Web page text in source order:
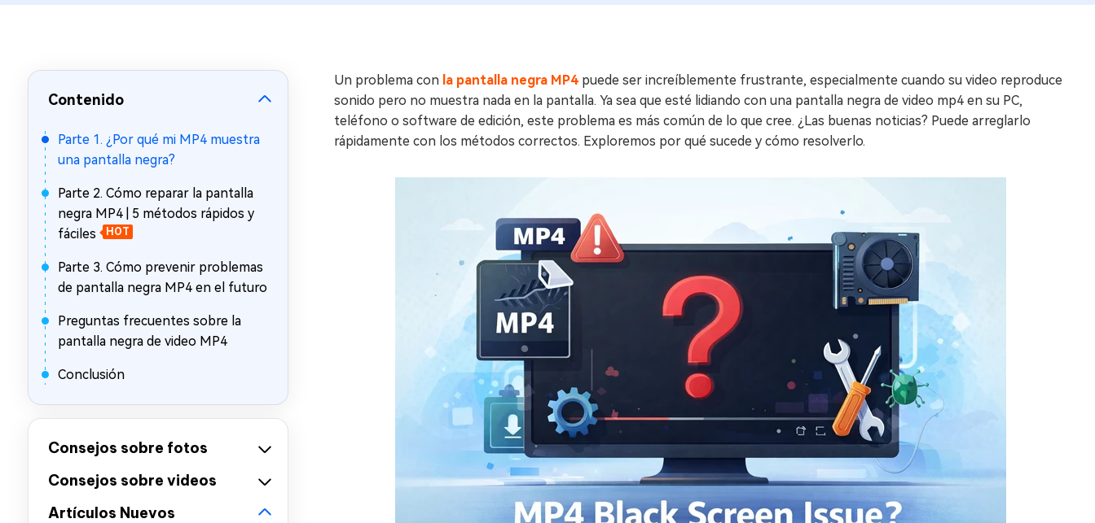
en minutos
Contenido
Parte 1. ¿Por qué mi MP4 muestra
una pantalla negra?
Parte 2. Cómo reparar la pantalla
negra MP4 | 5 métodos rápidos y
fáciles
HOT
Parte 3. Cómo prevenir problemas
de pantalla negra MP4 en el futuro
Preguntas frecuentes sobre la
pantalla negra de video MP4
Conclusión
Consejos sobre fotos
Consejos sobre videos
Artículos Nuevos
Un problema con la pantalla negra MP4 puede ser increíblemente frustrante, especialmente cuando su video reproduce
sonido pero no muestra nada en la pantalla. Ya sea que esté lidiando con una pantalla negra de video mp4 en su PC,
teléfono o software de edición, este problema es más común de lo que cree. ¿Las buenas noticias? Puede arreglarlo
rápidamente con los métodos correctos. Exploremos por qué sucede y cómo resolverlo.